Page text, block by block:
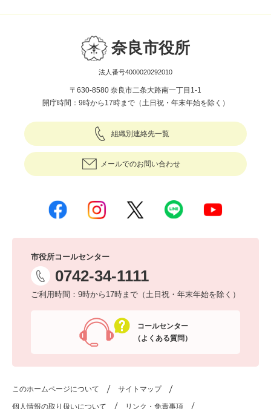
奈良市役所
法人番号4000020292010
〒630-8580 奈良市二条大路南一丁目1-1
開庁時間：9時から17時まで（土日祝・年末年始を除く）
組織別連絡先一覧
メールでのお問い合わせ
市役所コールセンター
0742-34-1111
ご利用時間：9時から17時まで（土日祝・年末年始を除く）
コールセンター
（よくある質問）
このホームページについて サイトマップ
個人情報の取り扱いについて リンク・免責事項